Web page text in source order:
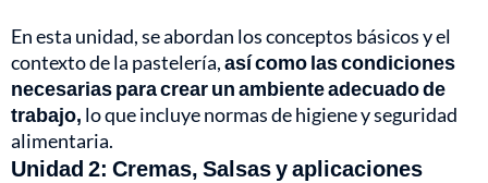
En esta unidad, se abordan los conceptos básicos y el
contexto de la pastelería,así como las condiciones
necesarias para crear un ambiente adecuado de
trabajo, lo que incluye normas de higiene y seguridad
alimentaria.
Unidad 2: Cremas, Salsas y aplicaciones